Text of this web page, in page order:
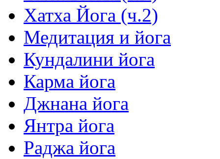
Хатха Йога (ч.2)
Медитация и йога
Кундалини йога
Карма йога
Джнана йога
Янтра йога
Раджа йога